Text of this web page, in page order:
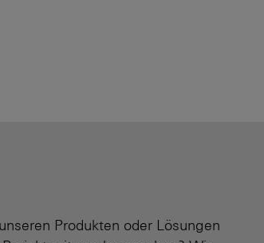
Produkten oder Lösungen